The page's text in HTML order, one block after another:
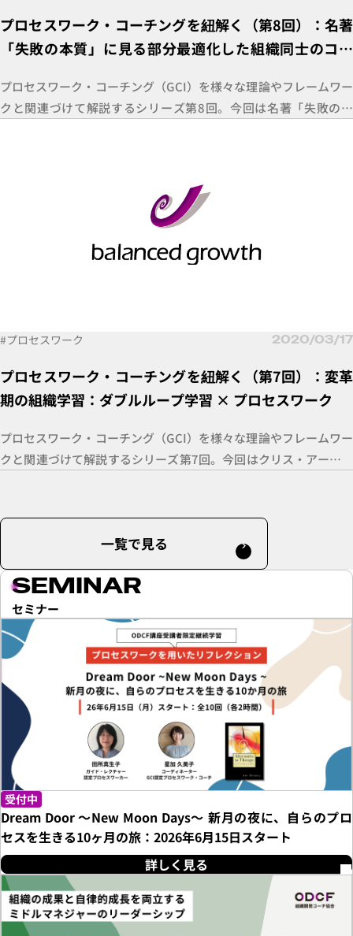
プロセスワーク・コーチングを紐解く（第8回）：名著
「失敗の本質」に見る部分最適化した組織同士のコン
プロセスワーク・コーチング（GCI）を様々な理論やフレームワー
クと関連づけて解説するシリーズ第8回。今回は名著「失敗の本
#プロセスワーク 2020/03/17
プロセスワーク・コーチングを紐解く（第7回）：変革
期の組織学習：ダブルループ学習 × プロセスワーク
プロセスワーク・コーチング（GCI）を様々な理論やフレームワー
クと関連づけて解説するシリーズ第7回。今回はクリス・アージリ
一覧で見る
SEMINAR
セミナー
受付中
Dream Door 〜New Moon Days〜 新月の夜に、自らのプロ
セスを生きる10ヶ月の旅：2026年6月15日スタート
詳しく見る